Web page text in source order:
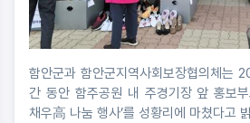
함안군과 함안군지역사회보장협의체는
간 동안 함주공원 내 주경기장 앞 홍보
채우高 나눔 행사’를 성황리에 마쳤다고